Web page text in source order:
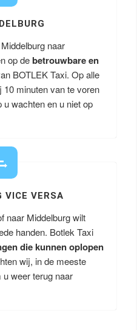
naar
op debetrouwbare en
BOTLEK Taxi. Op alle
10 minuten van te voren
wachten en u niet op
VICE VERSA
naar Middelburg wilt
handen. Botlek Taxi
die kunnen oplopen
wij, in de meeste
weer terug naar